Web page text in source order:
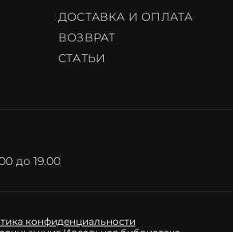
ДОСТАВКА И ОПЛАТА
ВОЗВРАТ
CТАТЬИ
до 19.00
конфиденциальности